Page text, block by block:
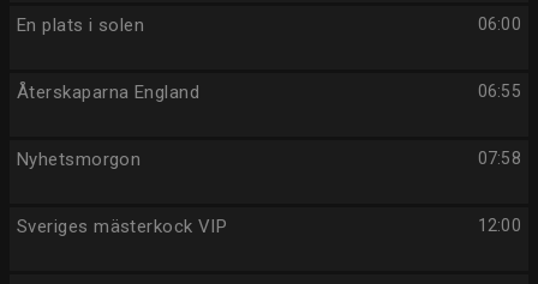
06:00
En plats i solen
06:55
Återskaparna England
07:58
Nyhetsmorgon
12:00
Sveriges mästerkock VIP